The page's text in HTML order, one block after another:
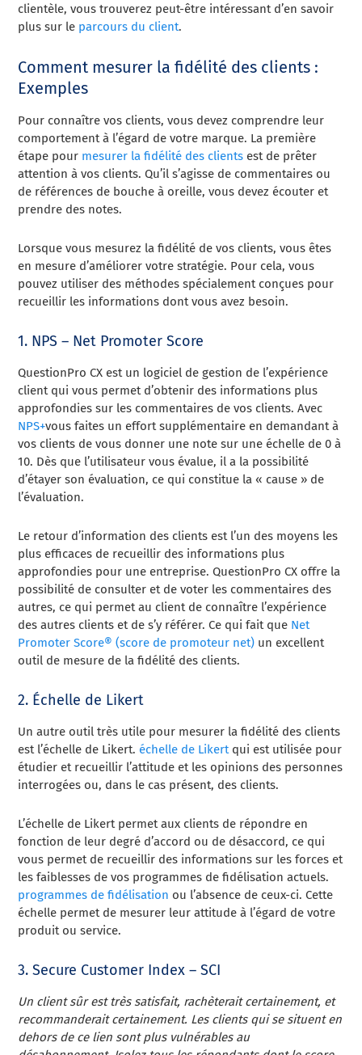
clientèle, vous trouverez peut-être intéressant d’en savoir
plus sur le parcours du client.
Comment mesurer la fidélité des clients :
Exemples
Pour connaître vos clients, vous devez comprendre leur
comportement à l’égard de votre marque. La première
étape pour mesurer la fidélité des clients est de prêter
attention à vos clients. Qu’il s’agisse de commentaires ou
de références de bouche à oreille, vous devez écouter et
prendre des notes.
Lorsque vous mesurez la fidélité de vos clients, vous êtes
en mesure d’améliorer votre stratégie. Pour cela, vous
pouvez utiliser des méthodes spécialement conçues pour
recueillir les informations dont vous avez besoin.
1. NPS – Net Promoter Score
QuestionPro CX est un logiciel de gestion de l’expérience
client qui vous permet d’obtenir des informations plus
approfondies sur les commentaires de vos clients. Avec
NPS+vous faites un effort supplémentaire en demandant à
vos clients de vous donner une note sur une échelle de 0 à
10. Dès que l’utilisateur vous évalue, il a la possibilité
d’étayer son évaluation, ce qui constitue la « cause » de
l’évaluation.
Le retour d’information des clients est l’un des moyens les
plus efficaces de recueillir des informations plus
approfondies pour une entreprise. QuestionPro CX offre la
possibilité de consulter et de voter les commentaires des
autres, ce qui permet au client de connaître l’expérience
des autres clients et de s’y référer. Ce qui fait que Net
Promoter Score® (score de promoteur net) un excellent
outil de mesure de la fidélité des clients.
2. Échelle de Likert
Un autre outil très utile pour mesurer la fidélité des clients
est l’échelle de Likert. échelle de Likert qui est utilisée pour
étudier et recueillir l’attitude et les opinions des personnes
interrogées ou, dans le cas présent, des clients.
L’échelle de Likert permet aux clients de répondre en
fonction de leur degré d’accord ou de désaccord, ce qui
vous permet de recueillir des informations sur les forces et
les faiblesses de vos programmes de fidélisation actuels.
programmes de fidélisation ou l’absence de ceux-ci. Cette
échelle permet de mesurer leur attitude à l’égard de votre
produit ou service.
3. Secure Customer Index – SCI
Un client sûr est très satisfait, rachèterait certainement, et
recommanderait certainement. Les clients qui se situent en
dehors de ce lien sont plus vulnérables au